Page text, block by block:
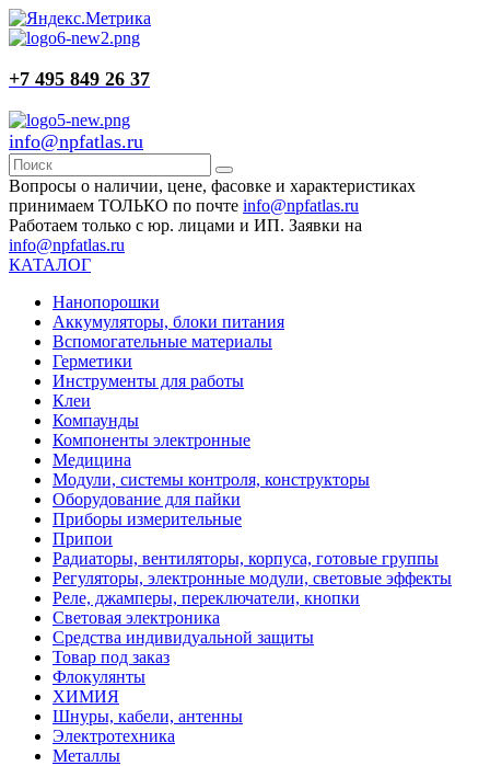
+7 495 849 26 37
info@npfatlas.ru
Вопросы о наличии, цене, фасовке и характеристиках
принимаем ТОЛЬКО по почте info@npfatlas.ru
Работаем только с юр. лицами и ИП. Заявки на
info@npfatlas.ru
КАТАЛОГ
Нанопорошки
Аккумуляторы, блоки питания
Вспомогательные материалы
Герметики
Инструменты для работы
Клеи
Компаунды
Компоненты электронные
Медицина
Модули, системы контроля, конструкторы
Оборудование для пайки
Приборы измерительные
Припои
Радиаторы, вентиляторы, корпуса, готовые группы
Регуляторы, электронные модули, световые эффекты
Реле, джамперы, переключатели, кнопки
Световая электроника
Средства индивидуальной защиты
Товар под заказ
Флокулянты
ХИМИЯ
Шнуры, кабели, антенны
Электротехника
Металлы